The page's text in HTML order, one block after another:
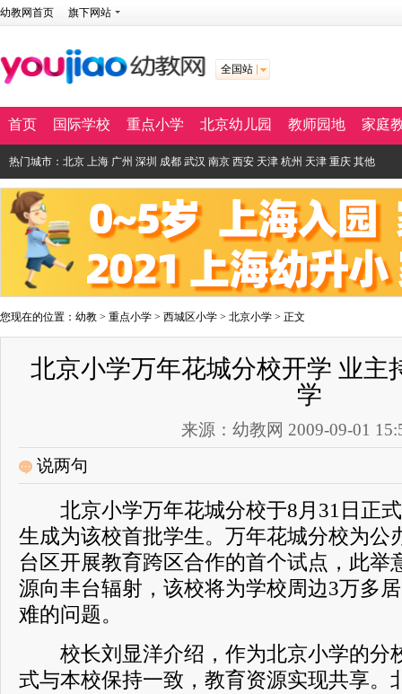
幼教网首页 旗下网站
全国站
首页 国际学校 重点小学 北京幼儿园 教师园地 家庭
热门城市： 北京 上海 广州 深圳 成都 武汉 南京 西安 天津 杭州 天津 重庆 其他
您现在的位置： 幼教 > 重点小学 > 西城区小学 > 北京小学 > 正文
北京小学万年花城分校开学 业主
学
来源：幼教网 2009-09-01
说两句
北京小学万年花城分校于8月31日正式
生成为该校首批学生。万年花城分校为公
台区开展教育跨区合作的首个试点，此举
源向丰台辐射，该校将为学校周边3万多
难的问题。
校长刘显洋介绍，作为北京小学的分
式与本校保持一致，教育资源实现共享。